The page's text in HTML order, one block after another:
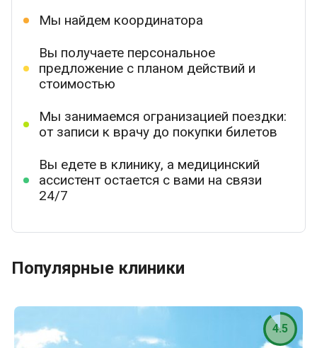
Мы найдем координатора
Вы получаете персональное
предложение с планом действий и
стоимостью
Мы занимаемся огранизацией поездки:
от записи к врачу до покупки билетов
Вы едете в клинику, а медицинский
ассистент остается с вами на связи
24/7
Популярные клиники
4.5